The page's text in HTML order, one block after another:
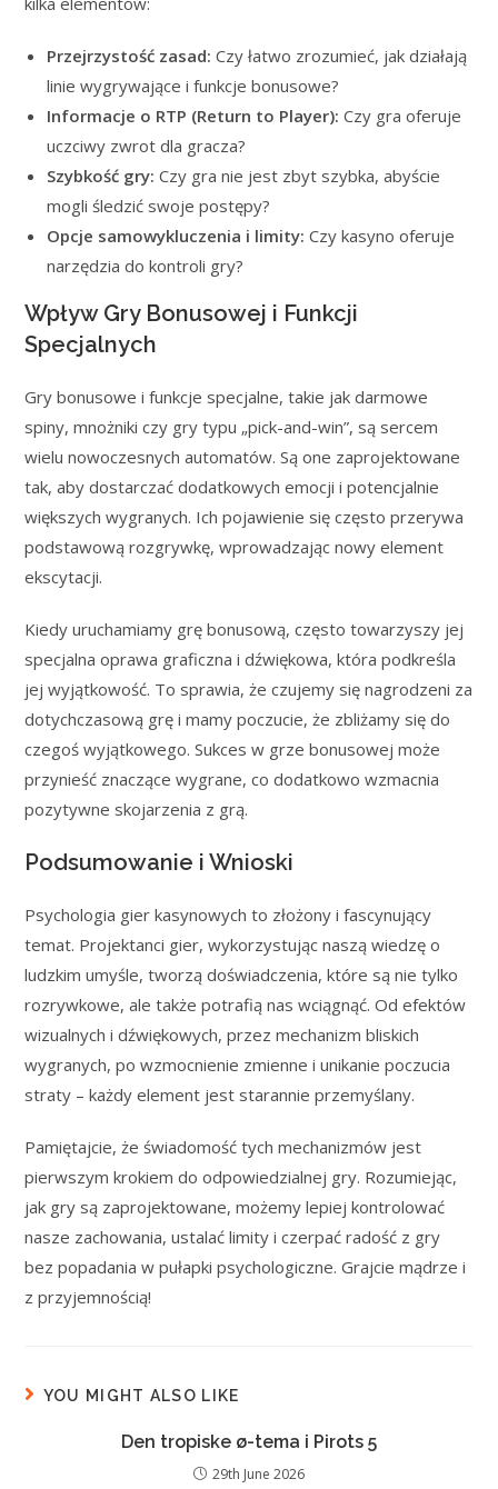
Przejrzystość zasad: Czy łatwo zrozumieć, jak działają
linie wygrywające i funkcje bonusowe?
Informacje o RTP (Return to Player): Czy gra oferuje
uczciwy zwrot dla gracza?
Szybkość gry: Czy gra nie jest zbyt szybka, abyście
mogli śledzić swoje postępy?
Opcje samowykluczenia i limity: Czy kasyno oferuje
narzędzia do kontroli gry?
Wpływ Gry Bonusowej i Funkcji
Specjalnych
Gry bonusowe i funkcje specjalne, takie jak darmowe
spiny, mnożniki czy gry typu „pick-and-win”, są sercem
wielu nowoczesnych automatów. Są one zaprojektowane
tak, aby dostarczać dodatkowych emocji i potencjalnie
większych wygranych. Ich pojawienie się często przerywa
podstawową rozgrywkę, wprowadzając nowy element
ekscytacji.
Kiedy uruchamiamy grę bonusową, często towarzyszy jej
specjalna oprawa graficzna i dźwiękowa, która podkreśla
jej wyjątkowość. To sprawia, że czujemy się nagrodzeni za
dotychczasową grę i mamy poczucie, że zbliżamy się do
czegoś wyjątkowego. Sukces w grze bonusowej może
przynieść znaczące wygrane, co dodatkowo wzmacnia
pozytywne skojarzenia z grą.
Podsumowanie i Wnioski
Psychologia gier kasynowych to złożony i fascynujący
temat. Projektanci gier, wykorzystując naszą wiedzę o
ludzkim umyśle, tworzą doświadczenia, które są nie tylko
rozrywkowe, ale także potrafią nas wciągnąć. Od efektów
wizualnych i dźwiękowych, przez mechanizm bliskich
wygranych, po wzmocnienie zmienne i unikanie poczucia
straty – każdy element jest starannie przemyślany.
Pamiętajcie, że świadomość tych mechanizmów jest
pierwszym krokiem do odpowiedzialnej gry. Rozumiejąc,
jak gry są zaprojektowane, możemy lepiej kontrolować
nasze zachowania, ustalać limity i czerpać radość z gry
bez popadania w pułapki psychologiczne. Grajcie mądrze i
z przyjemnością!
YOU MIGHT ALSO LIKE
Den tropiske ø-tema i Pirots 5
29th June 2026